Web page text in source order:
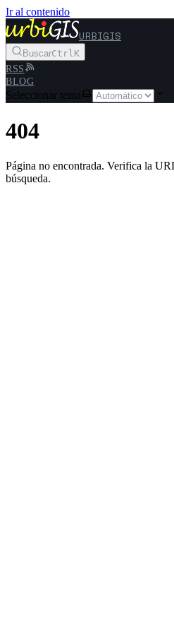
Ir al contenido
URBIGIS
BuscarCtrlK
RSS
BLOG
Seleccionar tema
404
Página no encontrada. Verifica la
búsqueda.